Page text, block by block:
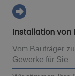
Installation von
Vom Bauträger
Gewerke für Sie